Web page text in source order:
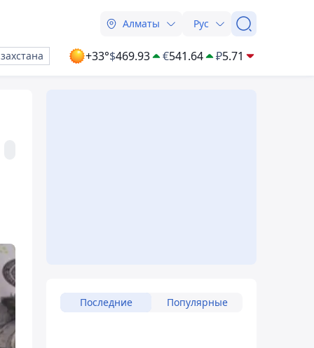
Алматы Рус
+33°$469.93 €541.64 ₽5.71
Последние Популярные